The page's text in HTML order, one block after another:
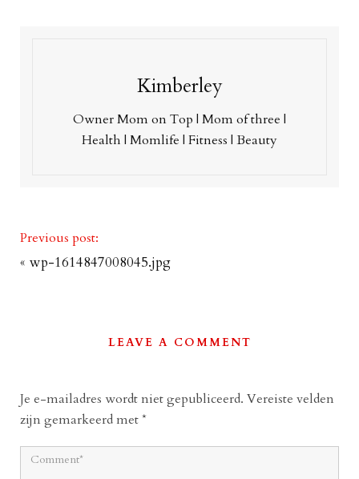
Kimberley
Owner Mom on Top | Mom of three |
Health | Momlife | Fitness | Beauty
Previous post:
« wp-1614847008045.jpg
LEAVE A COMMENT
Je e-mailadres wordt niet gepubliceerd. Vereiste velden
zijn gemarkeerd met*